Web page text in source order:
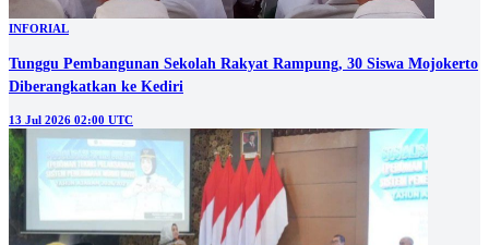
INFORIAL
Tunggu Pembangunan Sekolah Rakyat Rampung, 30 Siswa Mojokerto
Diberangkatkan ke Kediri
13 Jul 2026 02:00 UTC